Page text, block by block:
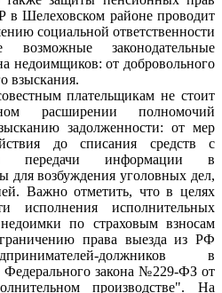
в Шелеховском районе проводит
социальной ответственности
возможные законодательные
недоимщиков: от добровольного
взыскания.
плательщикам не стоит
расширении полномочий
задолженности: от мер
до списания средств с
передачи информации в
для возбуждения уголовных дел,
Важно отметить, что в целях
исполнения исполнительных
по страховым взносам
права выезда из РФ
должников в
Федерального закона №229-ФЗ от
производстве". На